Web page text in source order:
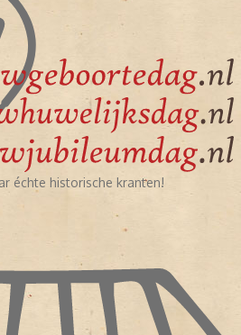
échte historische kranten!